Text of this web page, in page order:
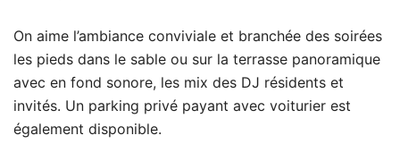
On aime l’ambiance conviviale et branchée des soirées
les pieds dans le sable ou sur la terrasse panoramique
avec en fond sonore, les mix des DJ résidents et
invités. Un parking privé payant avec voiturier est
également disponible.